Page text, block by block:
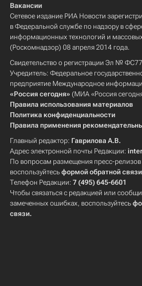
Вакансии
Сетевое издание РИА Новости
в Федеральной службе по надзору в
информационных технологий и
(Роскомнадзор) 08 апреля 2014 года.
Свидетельство о регистрации Эл №
Учредитель: Федеральное
предприятие Международное
«Россия сегодня» (МИА «Россия
Правила использования материалов
Политика конфиденциальности
Правила применения
Главный редактор: Гаврилова А.В.
Адрес электронной почты Редакции:
По вопросам размещения пресс-
воспользуйтесьформой обратной связи
Телефон Редакции: 7 (495) 645-6601
Чтобы связаться с редакцией или
замеченных ошибках, воспользуйтесь
связи.